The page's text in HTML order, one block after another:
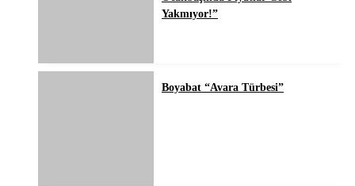
Yakmıyor!”
Boyabat “Avara Türbesi”